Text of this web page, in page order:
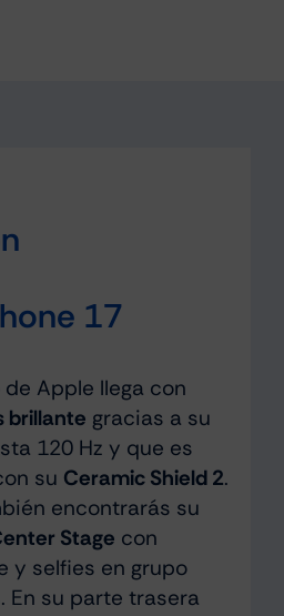
17
Apple llega con
brillante gracias a su
120 Hz y que es
su Ceramic Shield 2.
encontrarás su
Stage con
y selfies en grupo
En su parte trasera